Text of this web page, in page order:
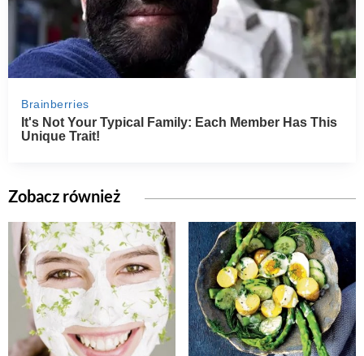
Zobacz również